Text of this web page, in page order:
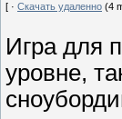
[ · Скачать удаленно (4
Игра для
уровне,